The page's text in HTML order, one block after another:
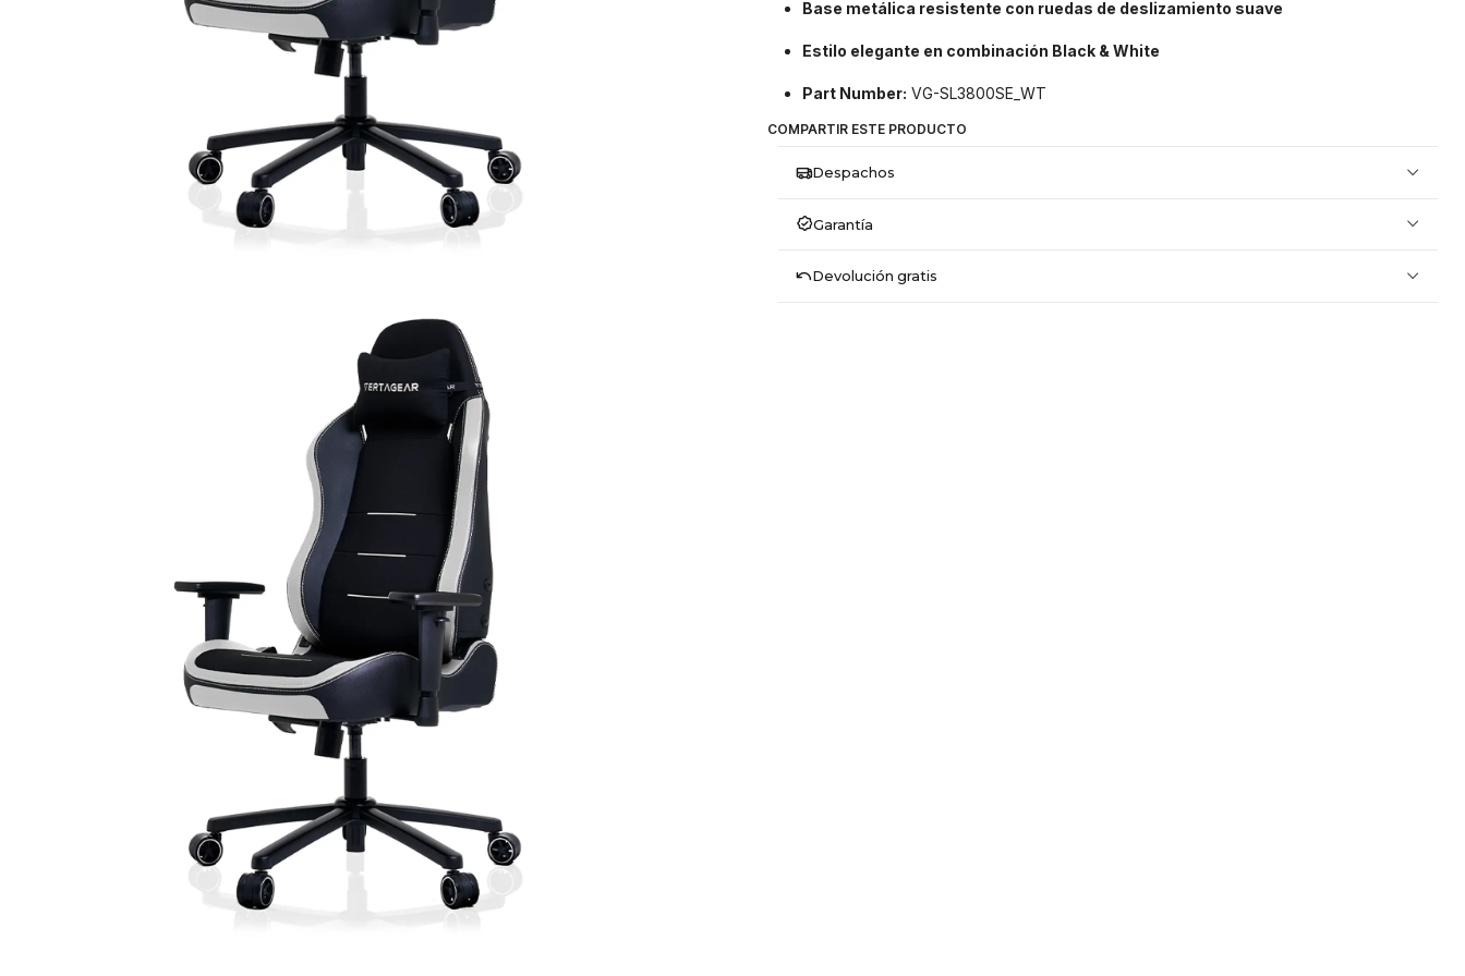
Base metálica resistente con ruedas de deslizamiento suave
Estilo elegante en combinación Black & White
Part Number: VG-SL3800SE_WT
COMPARTIR ESTE PRODUCTO
Despachos
Garantía
Devolución gratis